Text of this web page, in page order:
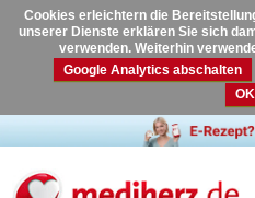
Cookies erleichtern die
unserer Dienste erklären Sie sich
verwenden. Weiterhin
Google Analytics abschalten
OK